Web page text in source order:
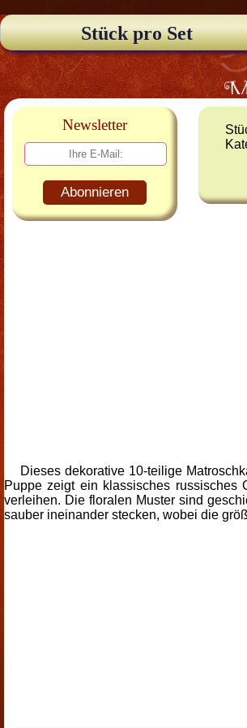
Stück pro Set
Newsletter
Abonnieren
Dieses dekorative 10-teilige
Puppe zeigt ein klassisches russisches
verleihen. Die floralen Muster sind
sauber ineinander stecken, wobei die